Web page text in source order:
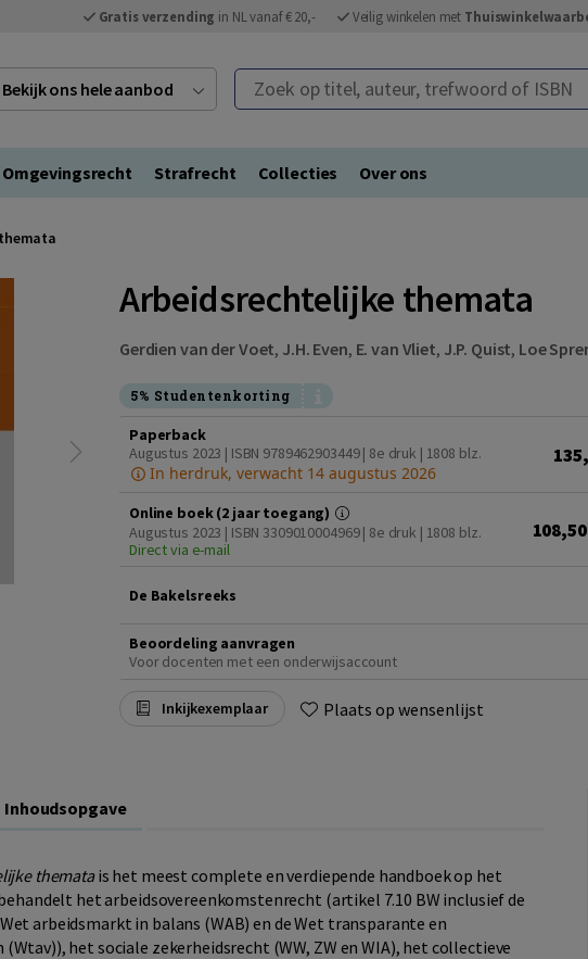
Gratis verzending in NL vanaf € 20,- Veilig winkelen met
Bekijk ons hele aanbod Zoek op titel, auteur, trefwoord of ISBN
Omgevingsrecht Strafrecht Collecties Over ons
Arbeidsrechtelijke themata
Gerdien van der Voet, J.H. Even, E. van Vliet, J.P. Quist, Loe
5% Studentenkorting
Paperback
Augustus 2023 | ISBN 9789462903449 | 8e druk | 1808 blz.
In herdruk, verwacht 14 augustus 2026
Online boek (2 jaar toegang)
Augustus 2023 | ISBN 3309010004969 | 8e druk | 1808 blz.
Direct via e-mail
108,50
De Bakelsreeks
Beoordeling aanvragen
Voor docenten met een onderwijsaccount
Inkijkexemplaar Plaats op wensenlijst
Inhoudsopgave
thematais het meest complete en verdiepende handboek op het
het arbeidsovereenkomstenrecht (artikel 7.10 BW inclusief de
arbeidsmarkt in balans (WAB) en de Wet transparante en
het sociale zekerheidsrecht (WW, ZW en WIA), het collectieve